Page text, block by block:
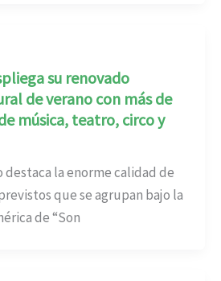
su renovado
de verano con más de
música, teatro, circo y
destaca la enorme calidad de
que se agrupan bajo la
de “Son